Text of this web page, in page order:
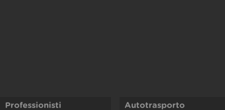
Professionisti Autotrasporto